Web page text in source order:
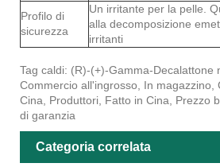
Profilo di
sicurezza
Un irritante per la pelle.
alla decomposizione
irritanti
Tag caldi: (R)-(+)-Gamma-Decalattone
Commercio all'ingrosso, In magazzino,
Cina, Produttori, Fatto in Cina, Prezzo
di garanzia
Categoria correlata